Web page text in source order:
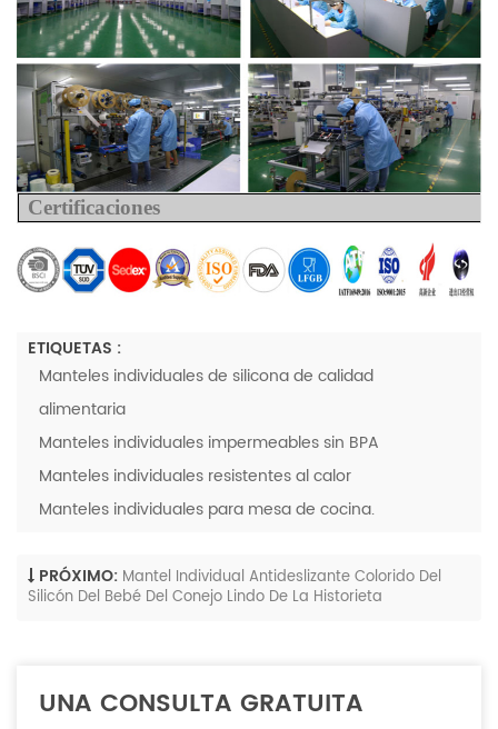
Certificaciones
ETIQUETAS :
Manteles individuales de silicona de calidad
alimentaria
Manteles individuales impermeables sin BPA
Manteles individuales resistentes al calor
Manteles individuales para mesa de cocina.
PRÓXIMO: Mantel Individual Antideslizante Colorido Del
Silicón Del Bebé Del Conejo Lindo De La Historieta
UNA CONSULTA GRATUITA